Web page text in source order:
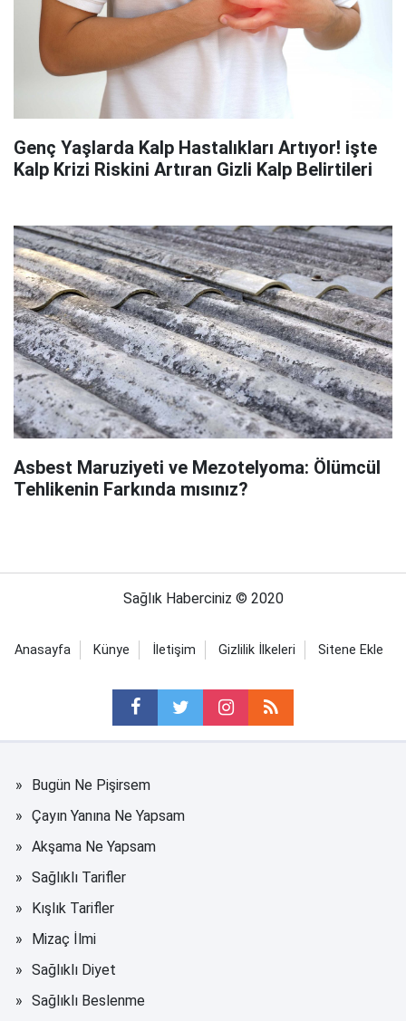
Genç Yaşlarda Kalp Hastalıkları Artıyor! işte
Kalp Krizi Riskini Artıran Gizli Kalp Belirtileri
Asbest Maruziyeti ve Mezotelyoma: Ölümcül
Tehlikenin Farkında mısınız?
Sağlık Haberciniz © 2020
Anasayfa Künye İletişim Gizlilik İlkeleri Sitene Ekle
Bugün Ne Pişirsem
Çayın Yanına Ne Yapsam
Akşama Ne Yapsam
Sağlıklı Tarifler
Kışlık Tarifler
Mizaç İlmi
Sağlıklı Diyet
Sağlıklı Beslenme